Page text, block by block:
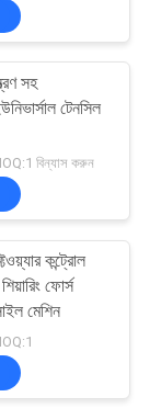
সহ
টেনসিল
বিন্যাস করুন
কন্ট্রোল
ফোর্স
মেশিন